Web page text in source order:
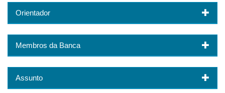
Orientador
Membros da Banca
Assunto